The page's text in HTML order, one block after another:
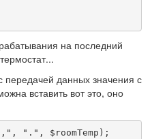
на последний
передачей данных значения с
вставить вот это, оно
".", $roomTemp);